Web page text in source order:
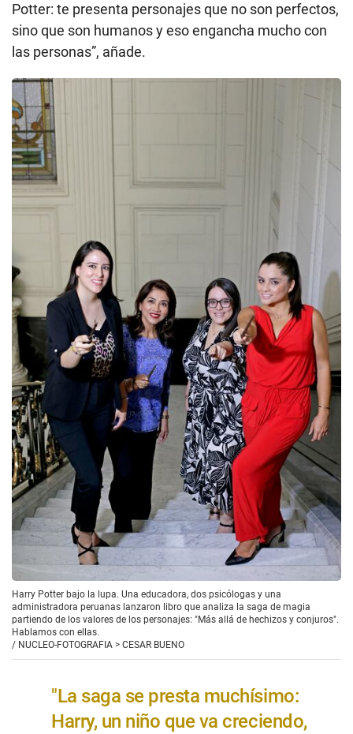
Potter: te presenta personajes que no son perfectos,
sino que son humanos y eso engancha mucho con
las personas”, añade.
Harry Potter bajo la lupa. Una educadora, dos psicólogas y una
administradora peruanas lanzaron libro que analiza la saga de magia
partiendo de los valores de los personajes: "Más allá de hechizos y conjuros".
Hablamos con ellas.
/ NUCLEO-FOTOGRAFIA > CESAR BUENO
"La saga se presta muchísimo:
Harry, un niño que va creciendo,